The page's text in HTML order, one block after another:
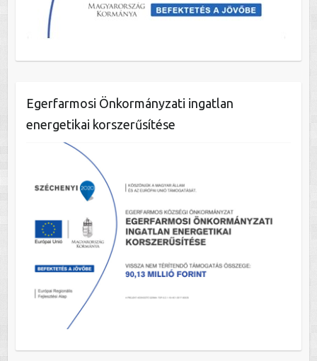
Egerfarmosi Önkormányzati ingatlan
energetikai korszerűsítése